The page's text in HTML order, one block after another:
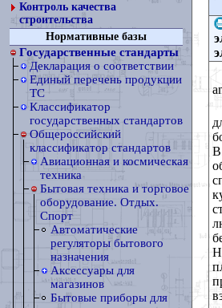
Контроль качества
строительства
Нормативные базы
Государственные стандарты
Декларация о соответствии
Единый перечень продукции
ТС
Классификатор
государственных стандартов
Общероссийский
классификатор стандартов
Авиационная и космическая
техника
Бытовая техника и торговое
оборудование. Отдых.
Спорт
Автоматические
регуляторы бытового
назначения
Аксессуары для
магазинов
Бытовые приборы для